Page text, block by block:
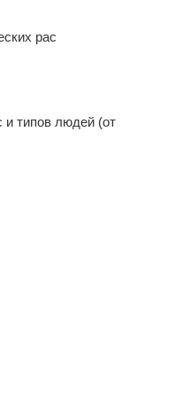
рас
и типов людей (от